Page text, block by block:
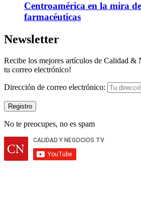
Centroamérica en la mira
farmacéuticas
Newsletter
Recibe los mejores artículos de Calidad &
tu correo electrónico!
Dirección de correo electrónico:
No te preocupes, no es spam